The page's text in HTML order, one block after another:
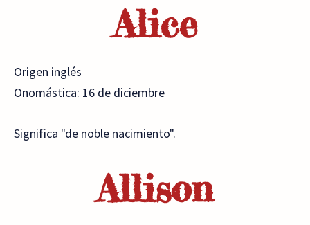
Alice
Origen inglés
Onomástica: 16 de diciembre
Significa "de noble nacimiento".
Allison